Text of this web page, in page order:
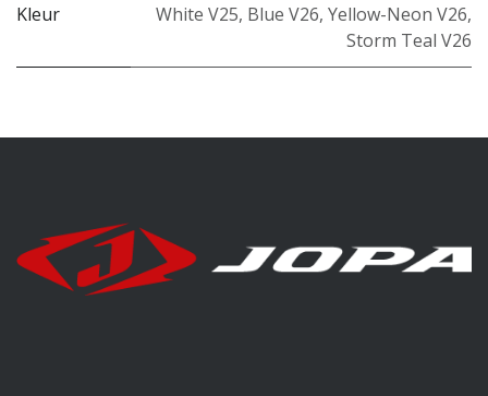
Kleur White V25, Blue V26, Yellow-Neon V26,
Storm Teal V26